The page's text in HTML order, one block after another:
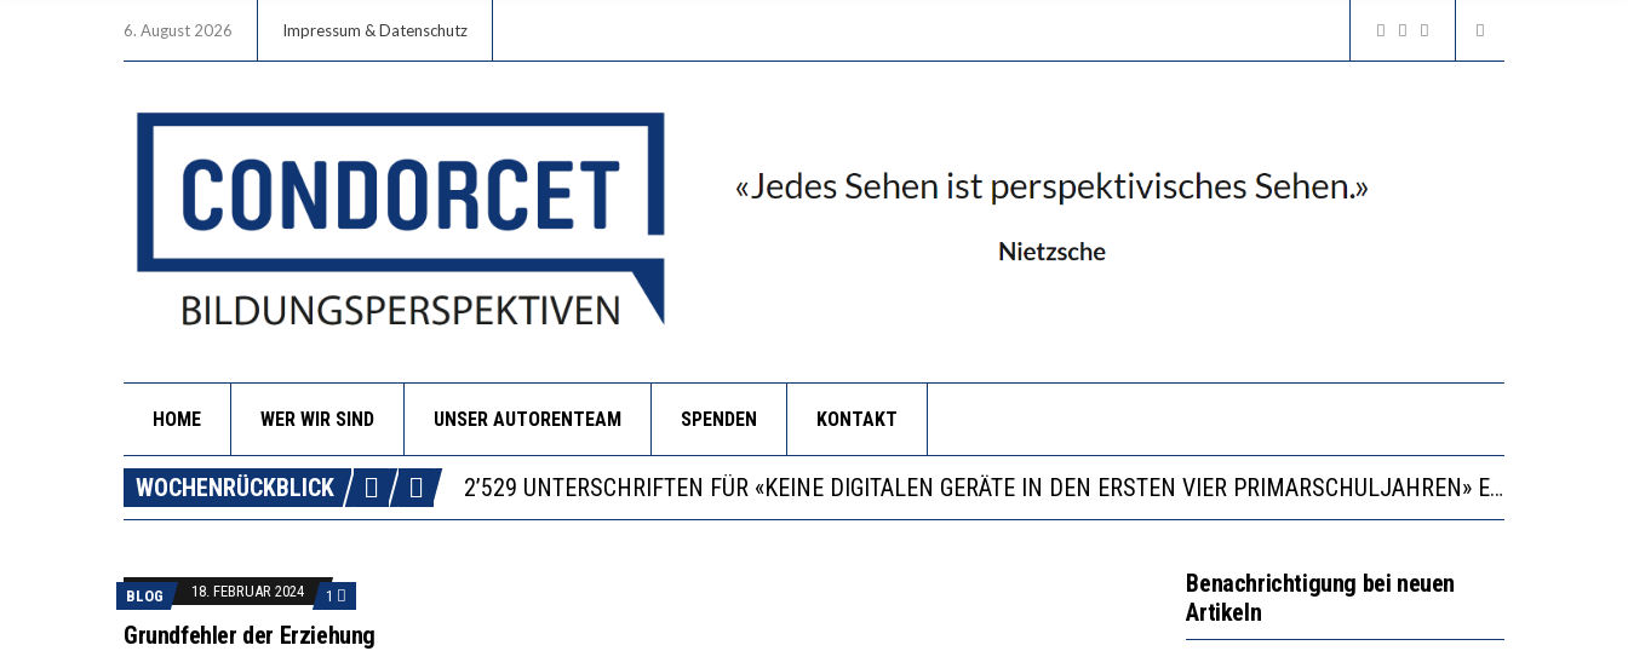
6. August 2026 Impressum & Datenschutz
HOME WER WIR SIND UNSER AUTORENTEAM SPENDEN KONTAKT
WOCHENRÜCKBLICK
DIE VERSTÄRKTE HARMONISIERUNG IM SCHULWESEN VERRINGERT DAS INNOVATIONSPOTENZIAL
2’529 UNTERSCHRIFTEN FÜR «KEINE DIGITALEN GERÄTE IN DEN ERSTEN VIER PRIMARSCHULJAHREN» EINGEREICHT
ICH WILL MEHR EVIDENZ UND WILL WISSEN, WAS ALL DIE INVESTITIONEN BRINGEN
DIE VERSTÄRKTE HARMONISIERUNG IM SCHULWESEN VERRINGERT DAS INNOVATIONSPOTENZIAL
BLOG 18. FEBRUAR 2024 1
Grundfehler der Erziehung
Benachrichtigung bei neuen
Artikeln